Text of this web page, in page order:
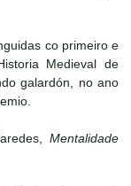
co primeiro e
Medieval de
galardón, no ano
Mentalidade